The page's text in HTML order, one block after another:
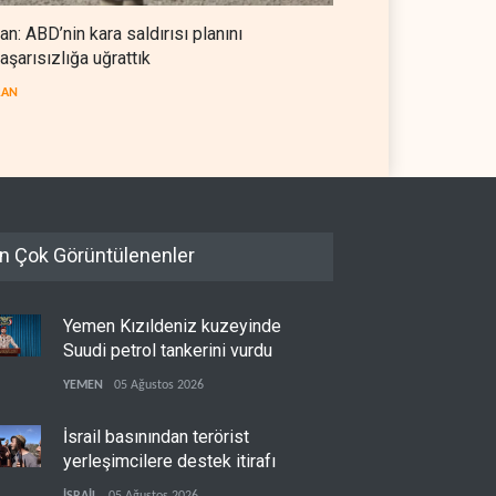
ABD’nin kara saldırısı planını
uğrattık
Çok Görüntülenenler
Yemen Kızıldeniz kuzeyinde
Suudi petrol tankerini vurdu
YEMEN 05 Ağustos 2026
İsrail basınından terörist
yerleşimcilere destek itirafı